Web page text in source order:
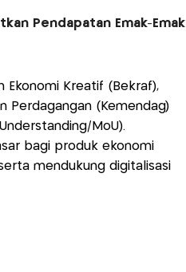
Pendapatan Emak-Emak
Ekonomi Kreatif (Bekraf),
Perdagangan (Kemendag)
MoU).
bagi produk ekonomi
mendukung digitalisasi